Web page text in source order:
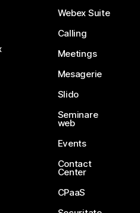
Webex Suite
Calling
Meetings
Mesagerie
Slido
Seminare
web
Events
Contact
Center
CPaaS